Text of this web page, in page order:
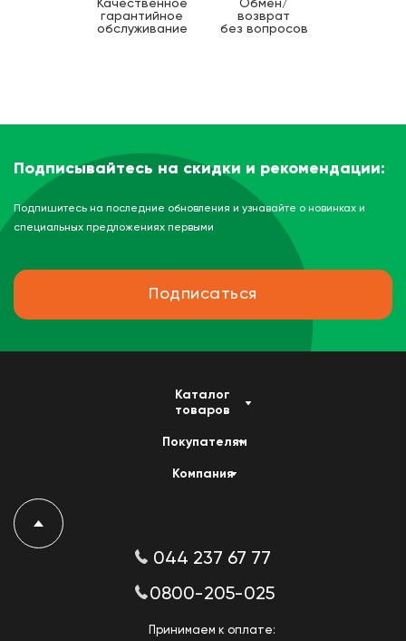
Качественное
гарантийное
обслуживание
Обмен/
возврат
без вопросов
Подписывайтесь на скидки и рекомендации:
Подпишитесь на последние обновления и узнавайте о новинках и
специальных предложениях первыми
Подписаться
Каталог
товаров
Покупателям
Компания
044 237 67 77
0800-205-025
Принимаем к оплате: